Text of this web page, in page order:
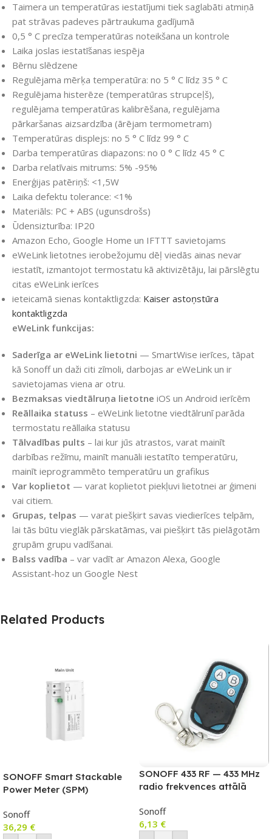
Taimera un temperatūras iestatījumi tiek saglabāti atmiņā
pat strāvas padeves pārtraukuma gadījumā
0,5 ° C precīza temperatūras noteikšana un kontrole
Laika joslas iestatīšanas iespēja
Bērnu slēdzene
Regulējama mērķa temperatūra: no 5 ° C līdz 35 ° C
Regulējama histerēze (temperatūras strupceļš),
regulējama temperatūras kalibrēšana, regulējama
pārkaršanas aizsardzība (ārējam termometram)
Temperatūras displejs: no 5 ° C līdz 99 ° C
Darba temperatūras diapazons: no 0 ° C līdz 45 ° C
Darba relatīvais mitrums: 5% -95%
Enerģijas patēriņš: <1,5W
Laika defektu tolerance: <1%
Materiāls: PC + ABS (ugunsdrošs)
Ūdensizturība: IP20
Amazon Echo, Google Home un IFTTT savietojams
eWeLink lietotnes ierobežojumu dēļ viedās ainas nevar
iestatīt, izmantojot termostatu kā aktivizētāju, lai pārslēgtu
citas eWeLink ierīces
ieteicamā sienas kontaktligzda: Kaiser astoņstūra
kontaktligzda
eWeLink funkcijas:
Saderīga ar eWeLink lietotni — SmartWise ierīces, tāpat
kā Sonoff un daži citi zīmoli, darbojas ar eWeLink un ir
savietojamas viena ar otru.
Bezmaksas viedtālruņa lietotne iOS un Android ierīcēm
Reāllaika statuss – eWeLink lietotne viedtālrunī parāda
termostatu reāllaika statusu
Tālvadības pults – lai kur jūs atrastos, varat mainīt
darbības režīmu, mainīt manuāli iestatīto temperatūru,
mainīt ieprogrammēto temperatūru un grafikus
Var koplietot — varat koplietot piekļuvi lietotnei ar ģimeni
vai citiem.
Grupas, telpas — varat piešķirt savas viedierīces telpām,
lai tās būtu vieglāk pārskatāmas, vai piešķirt tās pielāgotām
grupām grupu vadīšanai.
Balss vadība – var vadīt ar Amazon Alexa, Google
Assistant-hoz un Google Nest
Related Products
SONOFF Smart Stackable
Power Meter (SPM)
Sonoff
36,29 €
SONOFF 433 RF — 433 MHz
radio frekvences attālā
Sonoff
6,13 €